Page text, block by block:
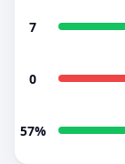
7
0
57%